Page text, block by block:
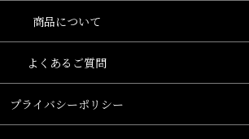
商品について
よくあるご質問
プライバシーポリシー